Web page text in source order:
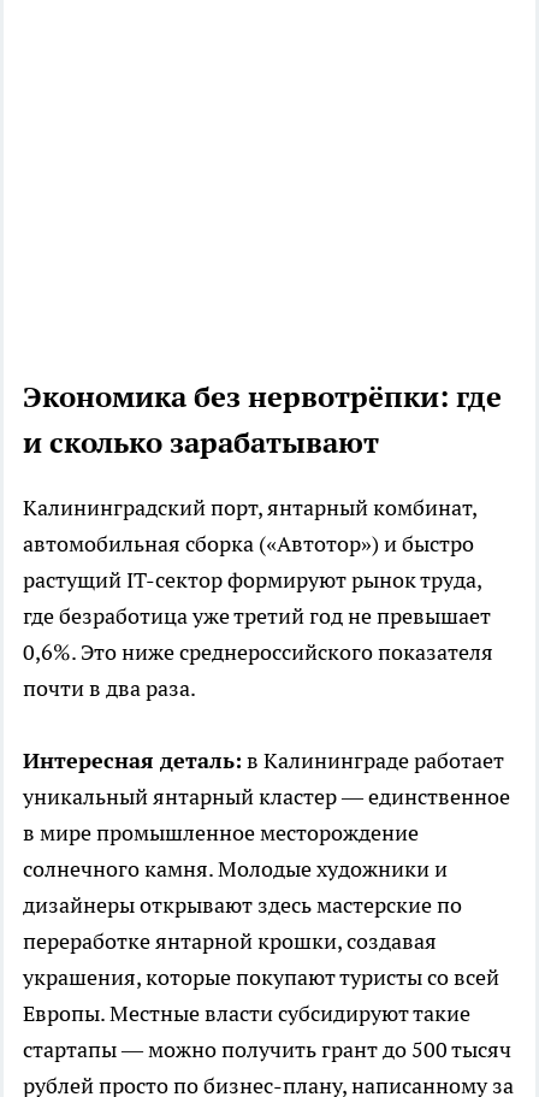
Экономика без нервотрёпки: где
и сколько зарабатывают
Калининградский порт, янтарный комбинат,
автомобильная сборка («Автотор») и быстро
растущий IT-сектор формируют рынок труда,
где безработица уже третий год не превышает
0,6%. Это ниже среднероссийского показателя
почти в два раза.
Интересная деталь: в Калининграде работает
уникальный янтарный кластер — единственное
в мире промышленное месторождение
солнечного камня. Молодые художники и
дизайнеры открывают здесь мастерские по
переработке янтарной крошки, создавая
украшения, которые покупают туристы со всей
Европы. Местные власти субсидируют такие
стартапы — можно получить грант до 500 тысяч
рублей просто по бизнес-плану, написанному за